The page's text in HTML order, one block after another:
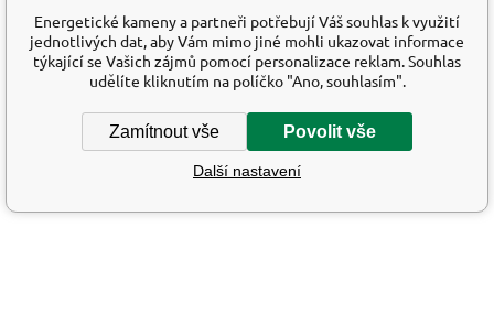
Energetické kameny a partneři potřebují Váš souhlas k využití
jednotlivých dat, aby Vám mimo jiné mohli ukazovat informace
týkající se Vašich zájmů pomocí personalizace reklam. Souhlas
udělíte kliknutím na políčko "Ano, souhlasím".
Zamítnout vše Povolit vše
Další nastavení